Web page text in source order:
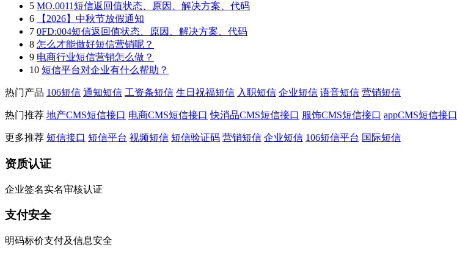
5 MO.0011短信返回值状态、原因、解决方案、代码
6
【2026】中秋节放假通知
7 0FD:004短信返回值状态、原因、解决方案、代码
8 怎么才能做好短信营销呢？
9 电商行业短信营销怎么做？
10 短信平台对企业有什么帮助？
热门产品 106短信 通知短信 工资条短信 生日祝福短信 入职短信 企业短信 语音短信 营销短信
热门推荐 地产CMS短信接口 电商CMS短信接口 快消品CMS短信接口 服饰CMS短信接口 appCMS短信接口
更多推荐 短信接口 短信平台 视频短信 短信验证码 营销短信 企业短信 106短信平台 国际短信
资质认证
企业签名实名审核认证
支付安全
明码标价支付及信息安全